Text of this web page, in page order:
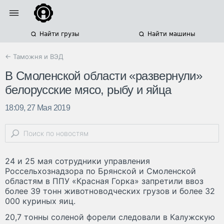
Найти грузы Найти машины
← Таможня и ВЭД
В Смоленской области «развернули»
белорусские мясо, рыбу и яйца
18:09, 27 Мая 2019
24 и 25 мая сотрудники управления
Россельхознадзора по Брянской и Смоленской
областям в ППУ «Красная Горка» запретили ввоз
более 39 тонн животноводческих грузов и более 32
000 куриных яиц.
20,7 тонны соленой форели следовали в Калужскую